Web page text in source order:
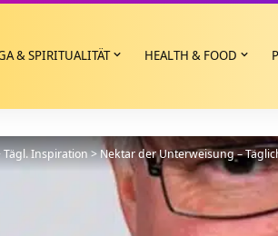
& SPIRITUALITÄT HEALTH & FOOD
Tägl. Inspiration>Nektar der Unterweisung –